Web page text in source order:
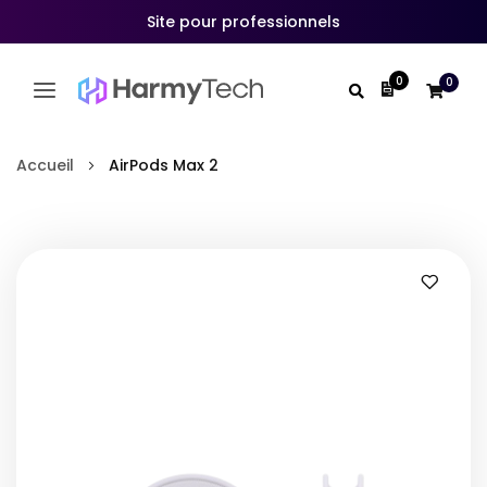
Site pour professionnels
Mon devis
0 0
au
Accueil AirPods Max 2